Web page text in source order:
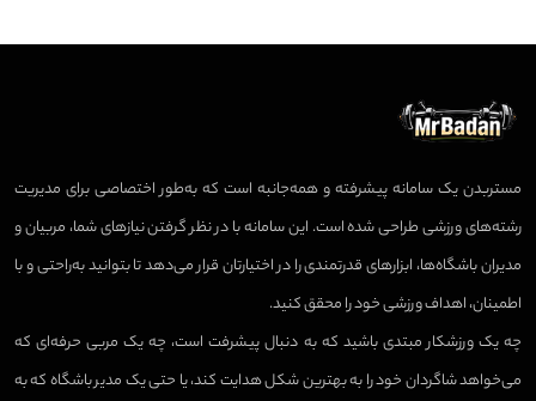
مستربدن یک سامانه پیشرفته و همه‌جانبه است که به‌طور اختصاصی برای مدیریت
رشته‌های ورزشی طراحی شده است. این سامانه با در نظر گرفتن نیازهای شما، مربیان و
مدیران باشگاه‌ها، ابزارهای قدرتمندی را در اختیارتان قرار می‌دهد تا بتوانید به‌راحتی و با
اطمینان، اهداف ورزشی خود را محقق کنید.
چه یک ورزشکار مبتدی باشید که به دنبال پیشرفت است، چه یک مربی حرفه‌ای که
می‌خواهد شاگردان خود را به بهترین شکل هدایت کند، یا حتی یک مدیر باشگاه که به